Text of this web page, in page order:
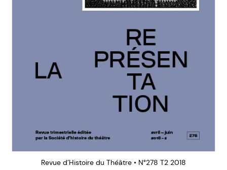
Revue d’Histoire du Théâtre • N°278 T2 2018